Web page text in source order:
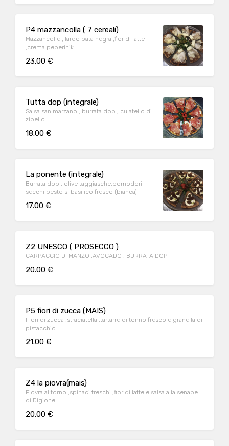
P4 mazzancolla ( 7 cereali)
Mazzancolle , lardo pata negra ,fior di latte
,crema peperinik
23.00 €
Tutta dop (integrale)
Salsa san marzano , burrata dop , culatello di
zibello
18.00 €
La ponente (integrale)
Burrata dop , olive taggiasche,pomodori
secchi pesto si basilico fresco (bianca)
17.00 €
Z2 UNESCO ( PROSECCO )
CARPACCIO DI MANZO ,AVOCADO , BURRATA DOP
20.00 €
P5 fiori di zucca (MAIS)
Fiori di zucca ,straciatella ,tartarre di tonno fresco e granella di
pistacchio
21.00 €
Z4 la piovra(mais)
Piovra al forno ,spinaci freschi ,fior di latte e salsa alla senape
di Digione
20.00 €